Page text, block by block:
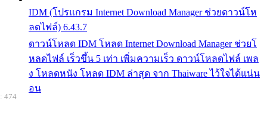
IDM (โปรแกรม Internet Download Manager ช่วยดาวน์โห
ลดไฟล์) 6.43.7
ดาวน์โหลด IDM โหลด Internet Download Manager ช่วยโ
หลดไฟล์ เร็วขึ้น 5 เท่า เพิ่มความเร็ว ดาวน์โหลดไฟล์ เพล
ง โหลดหนัง โหลด IDM ล่าสุด จาก Thaiware ไว้ใจได้แน่น
อน
474